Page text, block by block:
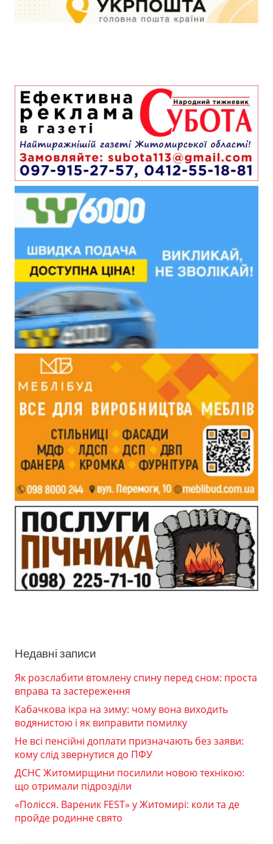
Недавні записи
Як розслабити втомлену спину перед сном: проста
вправа та застереження
Кабачкова ікра на зиму: чому вона виходить
водянистою і як виправити помилку
Не всі пенсійні доплати призначають без заяви:
кому слід звернутися до ПФУ
ДСНС Житомирщини посилили новою технікою:
що отримали підрозділи
«Полісся. Вареник FEST» у Житомирі: коли та де
пройде родинне свято